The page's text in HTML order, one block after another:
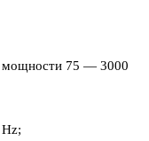
мощности 75 — 3000